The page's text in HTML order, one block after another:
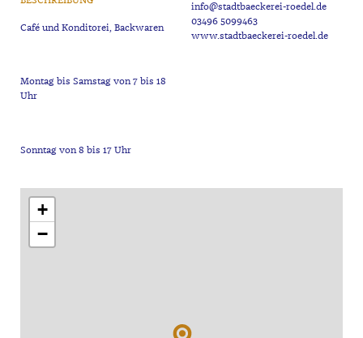
Café und Konditorei, Backwaren
Montag bis Samstag von 7 bis 18
Uhr
Sonntag von 8 bis 17 Uhr
info@stadtbaeckerei-roedel.de
03496 5099463
www.stadtbaeckerei-roedel.de
+
−